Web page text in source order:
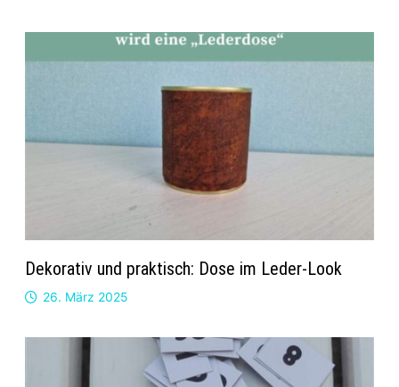
Dekorativ und praktisch: Dose im Leder-Look
26. März 2025